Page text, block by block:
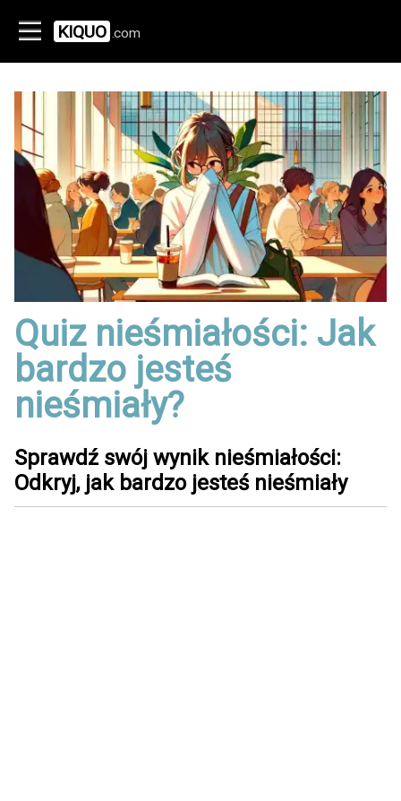
KIQUO .com
Quiz nieśmiałości: Jak
bardzo jesteś
nieśmiały?
Sprawdź swój wynik nieśmiałości:
Odkryj, jak bardzo jesteś nieśmiały